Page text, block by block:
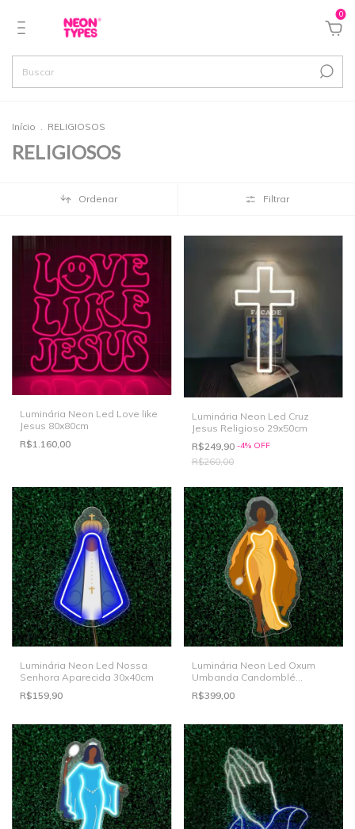
0
Início . RELIGIOSOS
RELIGIOSOS
Ordenar Filtrar
Luminária Neon Led Love like
Jesus 80x80cm
R$1.160,00
Luminária Neon Led Cruz
Jesus Religioso 29x50cm
R$249,90 -4% OFF
R$260,00
Luminária Neon Led Nossa
Senhora Aparecida 30x40cm
R$159,90
Luminária Neon Led Oxum
Umbanda Candomblé
25x50cm
R$399,00